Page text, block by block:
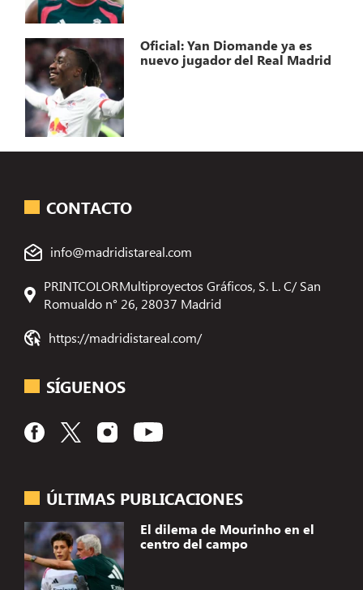
Oficial: Yan Diomande ya es
nuevo jugador del Real Madrid
ÚLTIMAS PUBLICACIONES
El dilema de Mourinho en el
centro del campo
CONTACTO
info@madridistareal.com
PRINTCOLORMultiproyectos Gráficos, S. L. C/ San
Romualdo n° 26, 28037 Madrid
https://madridistareal.com/
SÍGUENOS